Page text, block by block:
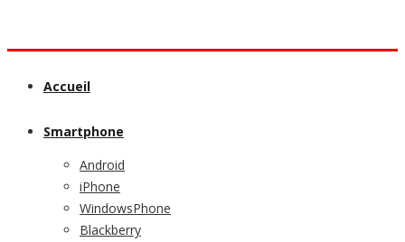
Accueil
Smartphone
Android
iPhone
WindowsPhone
Blackberry